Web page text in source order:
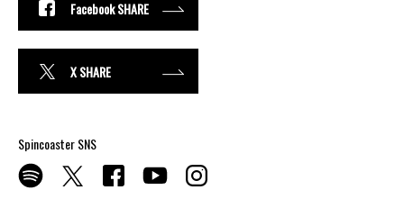
Facebook SHARE
X SHARE
Spincoaster SNS